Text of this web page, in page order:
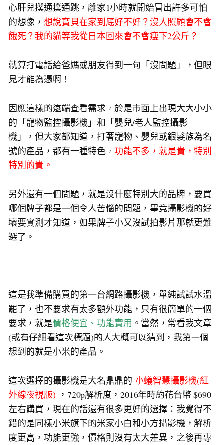
心肝兒撲通撲通跳，離家1小時就開始冒出許多可怕
的想像， 想說寶貝在家到底好不好？沒人照顧會不會
餓死？我的貓等我從日本回來會不會瘦下2公斤？
就算打電話給爸媽或朋友得到一句「沒問題」，但眼
見才能為憑啊！
因應這樣的遠端查看需求，於是市面上出現大大小小
的「寵物監控攝影機」和「嬰兒/老人監控攝影
機」，但大家都知道，打著寵物、嬰兒或銀髮族為名
號的產品，都有一種特色， 功能不多，就是貴，特別
特別的貴。
另外還有一個問題，就是沒什麼特別大的品牌，要買
哪個牌子都是一個令人苦惱的問題，畢竟攝影機的好
壞要實測才知道，如果牌子小又沒試拍影片那就更難
選了。
這是我準備購買的第一台網路攝影機，單純試試水溫
罷了，也不要求有太多額外功能，只有很簡單的一個
要求，就是價格便宜、功能實用 。當然，常看我文章
(或有仔細看這次標題)的人大概可以猜到，我第一個
想到的就是小米的產品。
這次選擇的攝影機是大名鼎鼎的 小蟻智慧攝影機(紅
外線夜視版) ，720p解析度，2016年時約花台幣 $690
左右購買，現在的話還有很多更好的選擇：我覺得不
錯的是同樣小米旗下的米家小白和小方攝影機，解析
度更高，功能更強，價格則沒有太大差異，之後再專